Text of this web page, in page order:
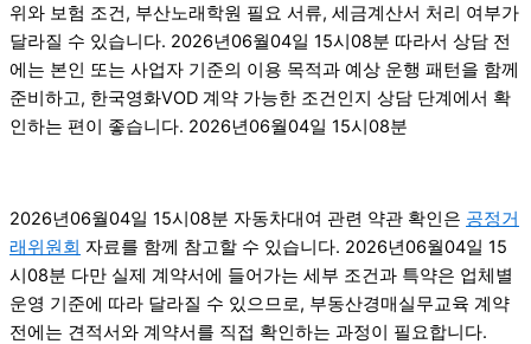
위와 보험 조건, 부산노래학원 필요 서류, 세금계산서 처리 여부가
달라질 수 있습니다. 2026년06월04일 15시08분 따라서 상담 전
에는 본인 또는 사업자 기준의 이용 목적과 예상 운행 패턴을 함께
준비하고, 한국영화VOD 계약 가능한 조건인지 상담 단계에서 확
인하는 편이 좋습니다. 2026년06월04일 15시08분
2026년06월04일 15시08분 자동차대여 관련 약관 확인은 공정거
래위원회 자료를 함께 참고할 수 있습니다. 2026년06월04일 15
시08분 다만 실제 계약서에 들어가는 세부 조건과 특약은 업체별
운영 기준에 따라 달라질 수 있으므로, 부동산경매실무교육 계약
전에는 견적서와 계약서를 직접 확인하는 과정이 필요합니다.